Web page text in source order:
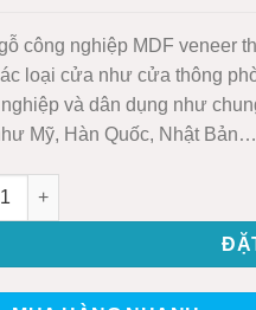
công nghiệp MDF veneer
loại cửa như cửa thông
và dân dụng như
Mỹ, Hàn Quốc, Nhật Bản…
công nghiệp MDF phủ